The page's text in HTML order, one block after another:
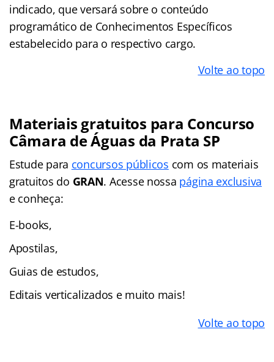
indicado, que versará sobre o conteúdo
programático de Conhecimentos Específicos
estabelecido para o respectivo cargo.
Volte ao topo
Materiais gratuitos para Concurso
Câmara de Águas da Prata SP
Estude para concursos públicos com os materiais
gratuitos do GRAN. Acesse nossa página exclusiva
e conheça:
E-books,
Apostilas,
Guias de estudos,
Editais verticalizados e muito mais!
Volte ao topo